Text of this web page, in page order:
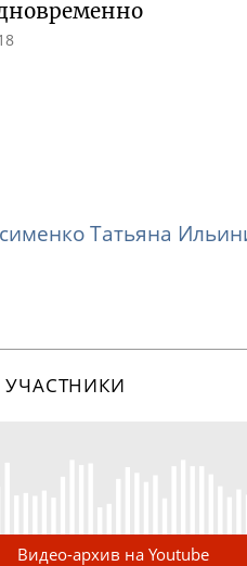
Татьяна
УЧАСТНИКИ
Видео-архив на Youtube